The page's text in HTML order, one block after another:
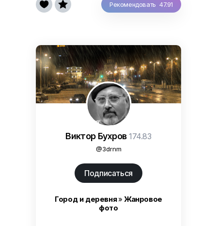
Рекомендовать 47.91
 
Виктор Бухров 174.83
@3drnm
Подписаться
Город и деревня»Жанровое
фото